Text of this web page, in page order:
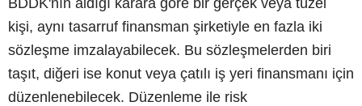
kişi, aynı tasarruf finansman şirketiyle en fazla iki
sözleşme imzalayabilecek. Bu sözleşmelerden biri
taşıt, diğeri ise konut veya çatılı iş yeri finansmanı için
düzenlenebilecek. Düzenleme ile risk